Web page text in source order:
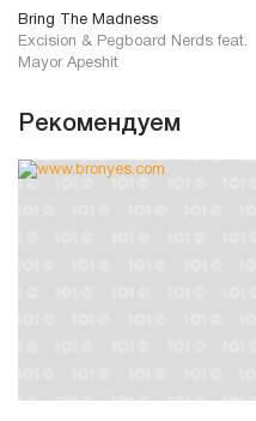
Bring The Madness
Excision & Pegboard Nerds feat.
Mayor Apeshit
Рекомендуем